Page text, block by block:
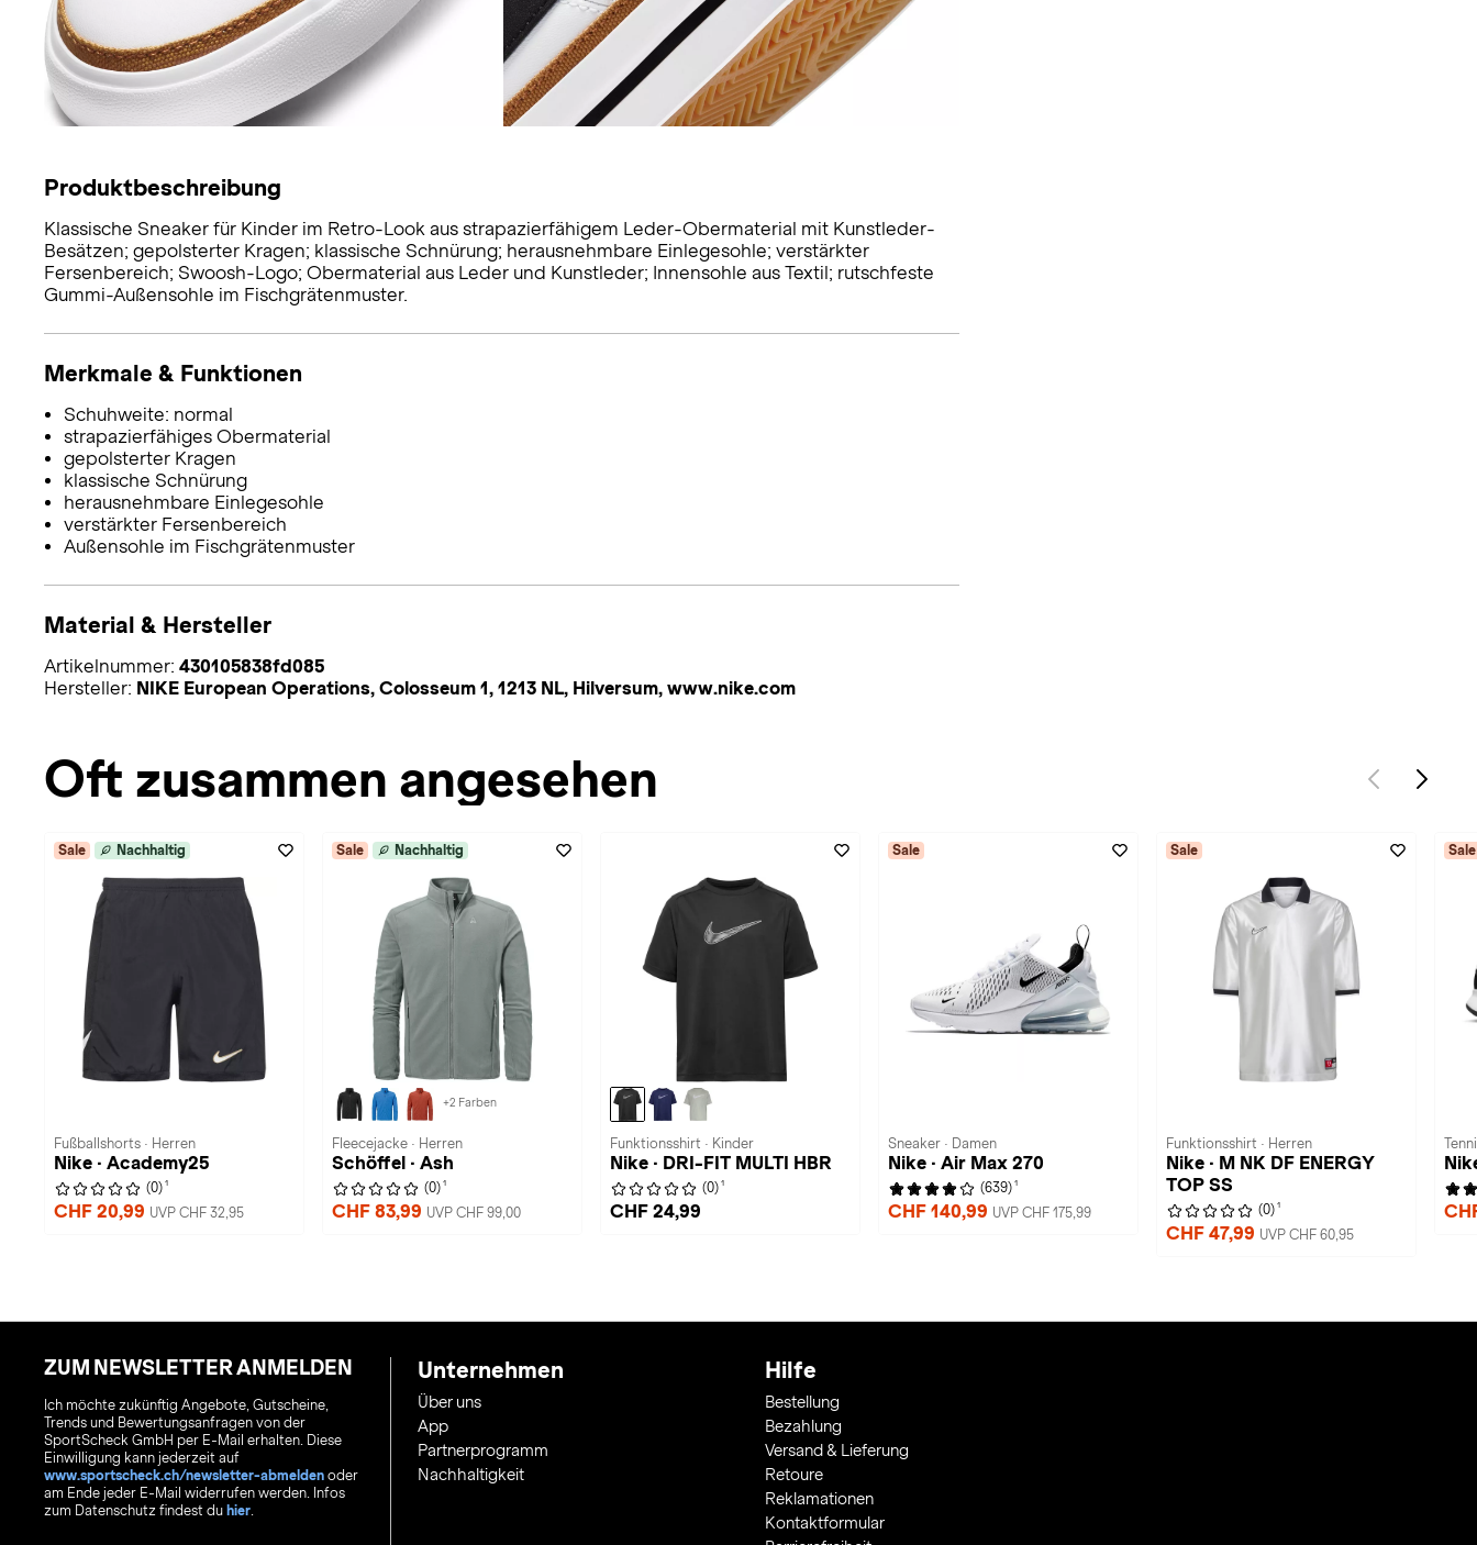
Produktbeschreibung
Klassische Sneaker für Kinder im Retro-Look aus strapazierfähigem Leder-Obermaterial mit Kunstleder-
Besätzen; gepolsterter Kragen; klassische Schnürung; herausnehmbare Einlegesohle; verstärkter
Fersenbereich; Swoosh-Logo; Obermaterial aus Leder und Kunstleder; Innensohle aus Textil; rutschfeste
Gummi-Außensohle im Fischgrätenmuster.
Merkmale & Funktionen
Schuhweite: normal
strapazierfähiges Obermaterial
gepolsterter Kragen
klassische Schnürung
herausnehmbare Einlegesohle
verstärkter Fersenbereich
Außensohle im Fischgrätenmuster
Material & Hersteller
Artikelnummer: 430105838fd085
Hersteller: NIKE European Operations, Colosseum 1, 1213 NL, Hilversum, www.nike.com
Oft zusammen angesehen
Sale Nachhaltig
Fußballshorts · Herren
Nike · Academy25
(0) 1
CHF 20,99 UVP CHF 32,95
Sale Nachhaltig
+2 Farben
Fleecejacke · Herren
Schöffel · Ash
(0) 1
CHF 83,99 UVP CHF 99,00
Funktionsshirt · Kinder
Nike · DRI-FIT MULTI HBR
(0) 1
CHF 24,99
Sale
Sneaker · Damen
Nike · Air Max 270
(639) 1
CHF 140,99 UVP CHF 175,99
Sale
Funktionsshirt · Herren
Nike · M NK DF ENERGY
TOP SS
(0) 1
CHF 47,99 UVP CHF 60,95
Sale
ZUM NEWSLETTER ANMELDEN
Ich möchte zukünftig Angebote, Gutscheine,
Trends und Bewertungsanfragen von der
SportScheck GmbH per E-Mail erhalten. Diese
Einwilligung kann jederzeit auf
www.sportscheck.ch/newsletter-abmelden oder
am Ende jeder E-Mail widerrufen werden. Infos
zum Datenschutz findest du hier.
Unternehmen
Über uns
App
Partnerprogramm
Nachhaltigkeit
Hilfe
Bestellung
Bezahlung
Versand & Lieferung
Retoure
Reklamationen
Kontaktformular